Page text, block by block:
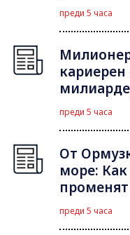
преди 5 часа
кариерен
преди 5 часа
От
море:
променят
преди 5 часа